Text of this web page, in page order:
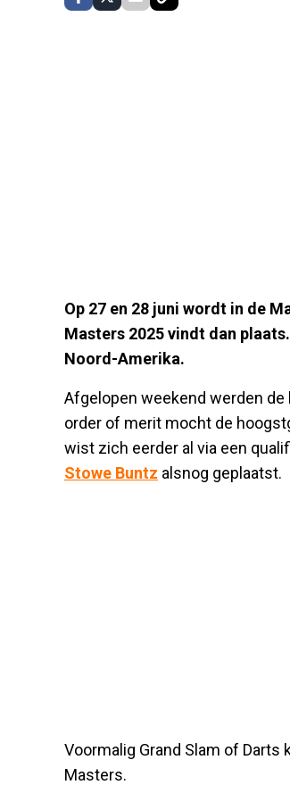
Op 27 en 28 juni wordt in de
Masters 2025 vindt dan
Noord-Amerika.
Afgelopen weekend werden de
order of merit mocht de
wist zich eerder al via een
Stowe Buntz alsnog geplaatst.
Voormalig Grand Slam of Darts
Masters.